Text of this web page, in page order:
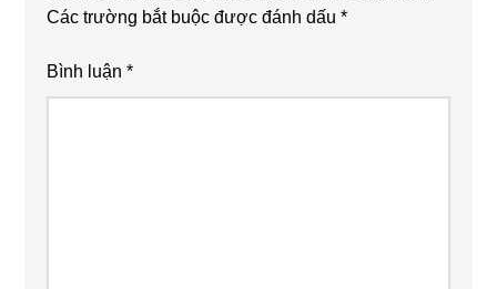
Các trường bắt buộc được đánh dấu*
Bình luận*